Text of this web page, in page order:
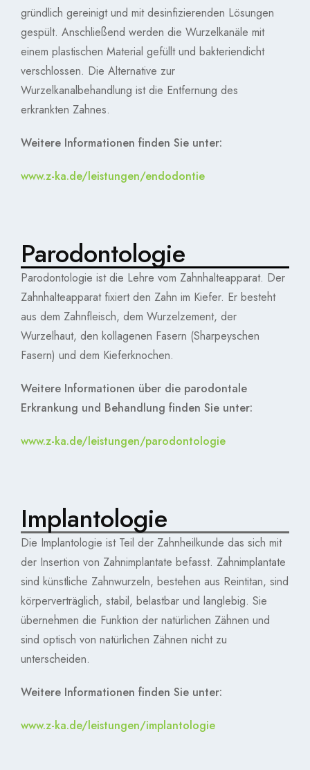
gründlich gereinigt und mit desinfizierenden Lösungen
gespült. Anschließend werden die Wurzelkanäle mit
einem plastischen Material gefüllt und bakteriendicht
verschlossen. Die Alternative zur
Wurzelkanalbehandlung ist die Entfernung des
erkrankten Zahnes.
Weitere Informationen finden Sie unter:
www.z-ka.de/leistungen/endodontie
Parodontologie
Parodontologie ist die Lehre vom Zahnhalteapparat. Der
Zahnhalteapparat fixiert den Zahn im Kiefer. Er besteht
aus dem Zahnfleisch, dem Wurzelzement, der
Wurzelhaut, den kollagenen Fasern (Sharpeyschen
Fasern) und dem Kieferknochen.
Weitere Informationen über die parodontale
Erkrankung und Behandlung finden Sie unter:
www.z-ka.de/leistungen/parodontologie
Implantologie
Die Implantologie ist Teil der Zahnheilkunde das sich mit
der Insertion von Zahnimplantate befasst. Zahnimplantate
sind künstliche Zahnwurzeln, bestehen aus Reintitan, sind
körperverträglich, stabil, belastbar und langlebig. Sie
übernehmen die Funktion der natürlichen Zähnen und
sind optisch von natürlichen Zähnen nicht zu
unterscheiden.
Weitere Informationen finden Sie unter:
www.z-ka.de/leistungen/implantologie